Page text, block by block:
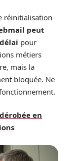
réinitialisation
peut
pour
métiers
mais la
bloquée. Ne
en